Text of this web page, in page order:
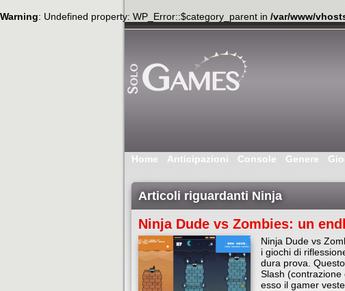
Warning: Undefined property: WP_Error::$category_parent in /var/www/
Home Anticipazioni Console Genere
Articoli riguardanti Ninja
Ninja Dude vs Zombies: un
Ninja Dude vs
i giochi di
dura prova.
Slash (contrazione
esso il gamer